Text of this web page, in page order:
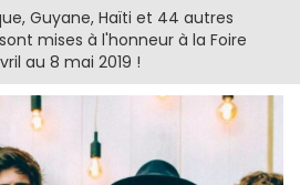
Guyane, Haïti et 44 autres
mises à l'honneur à la Foire
au 8 mai 2019 !